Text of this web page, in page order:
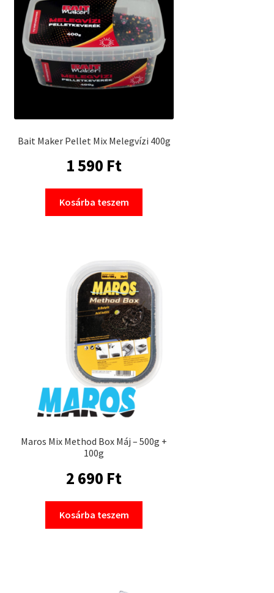
Bait Maker Pellet Mix Melegvízi 400g
1 590 Ft
Kosárba teszem
Maros Mix Method Box Máj – 500g +
100g
2 690 Ft
Kosárba teszem